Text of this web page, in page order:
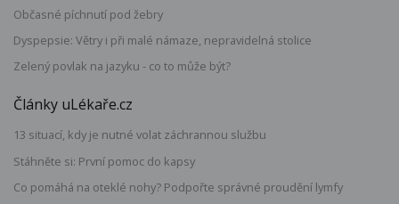
Občasné píchnutí pod žebry
Dyspepsie: Větry i při malé námaze, nepravidelná stolice
Zelený povlak na jazyku - co to může být?
Články uLékaře.cz
13 situací, kdy je nutné volat záchrannou službu
Stáhněte si: První pomoc do kapsy
Co pomáhá na oteklé nohy? Podpořte správné proudění lymfy